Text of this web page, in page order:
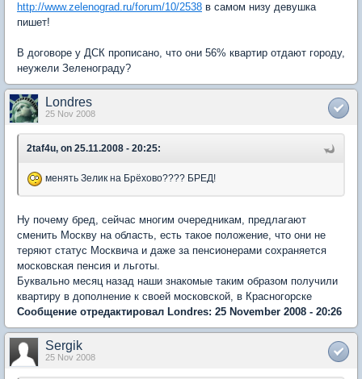
http://www.zelenograd.ru/forum/10/2538 в самом низу девушка
пишет!
В договоре у ДСК прописано, что они 56% квартир отдают городу,
неужели Зеленограду?
Londres
25 Nov 2008
2taf4u, on 25.11.2008 - 20:25:
менять Зелик на Брёхово???? БРЕД!
Ну почему бред, сейчас многим очередникам, предлагают
сменить Москву на область, есть такое положение, что они не
теряют статус Москвича и даже за пенсионерами сохраняется
московская пенсия и льготы.
Буквально месяц назад наши знакомые таким образом получили
квартиру в дополнение к своей московской, в Красногорске
Сообщение отредактировал Londres: 25 November 2008 - 20:26
Sergik
25 Nov 2008